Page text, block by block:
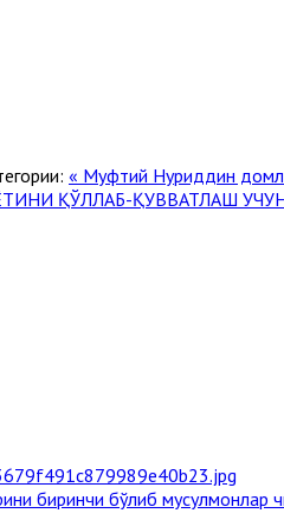
« Муфтий Нуриддин
ҚЎЛЛАБ-ҚУВВАТЛАШ
биринчи бўлиб мусулмонлар